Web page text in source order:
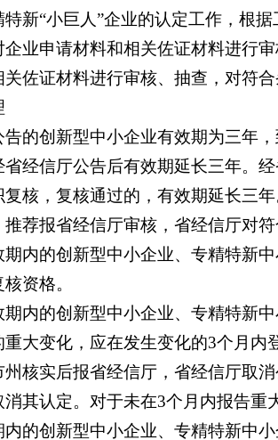
新“小巨人”企业的认定工作，根
业申请材料和相关佐证材料进行
关佐证材料进行审核、抽查，对符
的创新型中小企业有效期为三年
经信厅公告后有效期延长三年。
核，复核通过的，有效期延长三
推荐报省经信厅审核，省经信厅对
内的创新型中小企业、专精特新中
资格。
内的创新型中小企业、专精特新
大变化，应在发生变化的3个月
核实后报省经信厅，省经信厅取
其认定。对于未在3个月内报告
的创新型中小企业、专精特新中